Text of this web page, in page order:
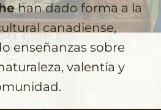
han dado forma a la
canadiense,
enseñanzas sobre
valentía y